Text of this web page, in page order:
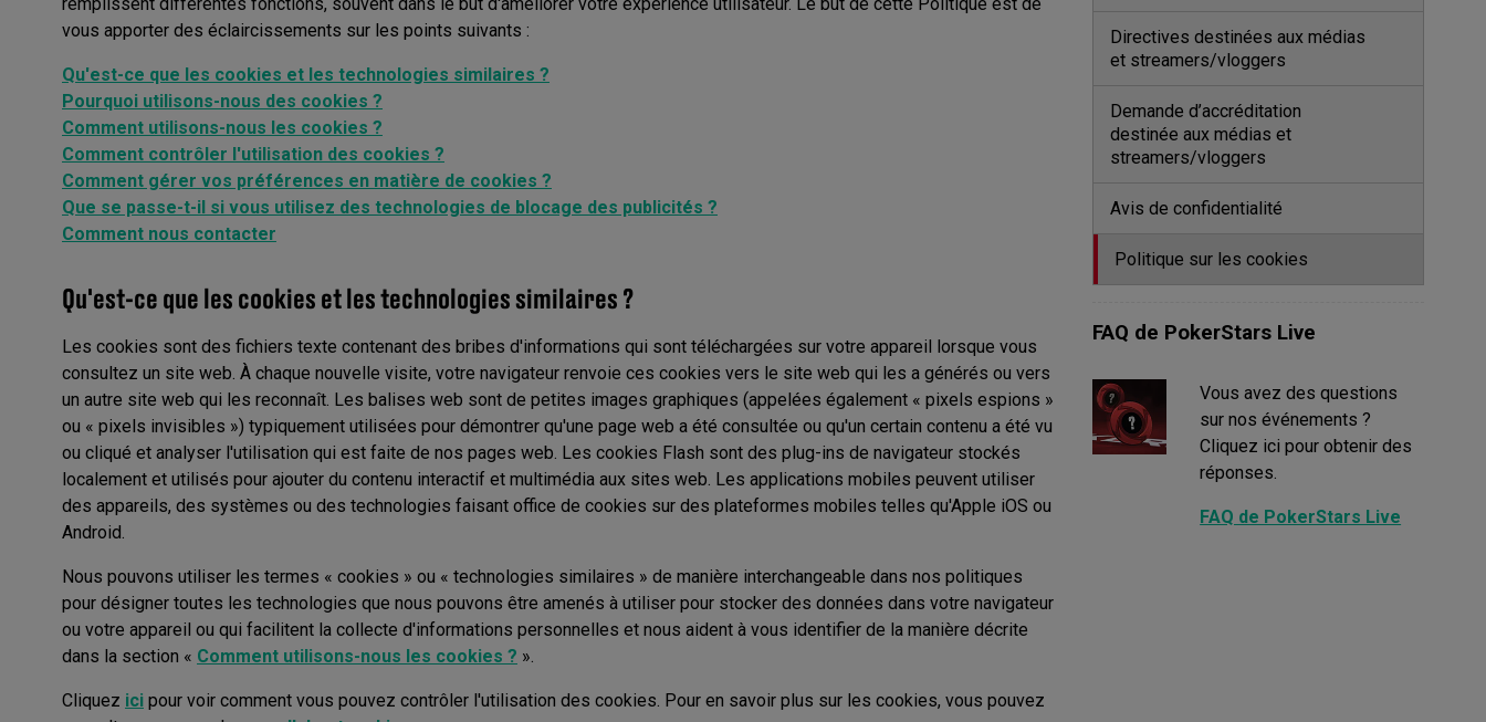
vous apporter des éclaircissements sur les points suivants :
Qu'est-ce que les cookies et les technologies similaires ?
Pourquoi utilisons-nous des cookies ?
Comment utilisons-nous les cookies ?
Comment contrôler l'utilisation des cookies ?
Comment gérer vos préférences en matière de cookies ?
Que se passe-t-il si vous utilisez des technologies de blocage des publicités ?
Comment nous contacter
Qu'est-ce que les cookies et les technologies similaires ?
Les cookies sont des fichiers texte contenant des bribes d'informations qui sont téléchargées sur votre appareil lorsque vous
consultez un site web. À chaque nouvelle visite, votre navigateur renvoie ces cookies vers le site web qui les a générés ou vers
un autre site web qui les reconnaît. Les balises web sont de petites images graphiques (appelées également « pixels espions »
ou « pixels invisibles ») typiquement utilisées pour démontrer qu'une page web a été consultée ou qu'un certain contenu a été vu
ou cliqué et analyser l'utilisation qui est faite de nos pages web. Les cookies Flash sont des plug-ins de navigateur stockés
localement et utilisés pour ajouter du contenu interactif et multimédia aux sites web. Les applications mobiles peuvent utiliser
des appareils, des systèmes ou des technologies faisant office de cookies sur des plateformes mobiles telles qu'Apple iOS ou
Android.
Nous pouvons utiliser les termes « cookies » ou « technologies similaires » de manière interchangeable dans nos politiques
pour désigner toutes les technologies que nous pouvons être amenés à utiliser pour stocker des données dans votre navigateur
ou votre appareil ou qui facilitent la collecte d'informations personnelles et nous aident à vous identifier de la manière décrite
dans la section « Comment utilisons-nous les cookies ? ».
Cliquez ici pour voir comment vous pouvez contrôler l'utilisation des cookies. Pour en savoir plus sur les cookies, vous pouvez
Directives destinées aux médias
et streamers/vloggers
Demande d’accréditation
destinée aux médias et
streamers/vloggers
Avis de confidentialité
Politique sur les cookies
FAQ de PokerStars Live
Vous avez des questions
sur nos événements ?
Cliquez ici pour obtenir des
réponses.
FAQ de PokerStars Live